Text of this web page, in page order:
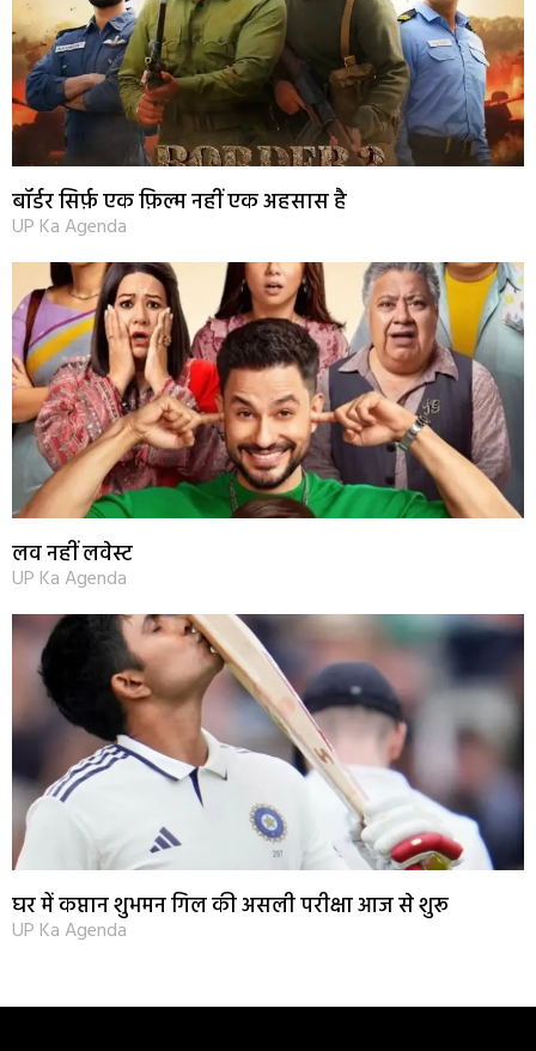
बॉर्डर सिर्फ़ एक फ़िल्म नहीं एक अहसास है
UP Ka Agenda
लव नहीं लवेस्ट
UP Ka Agenda
घर में कप्तान शुभमन गिल की असली परीक्षा आज से शुरू
UP Ka Agenda